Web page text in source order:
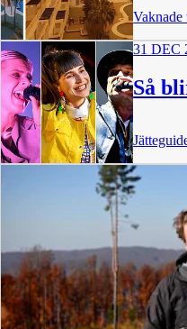
31 DEC
Så